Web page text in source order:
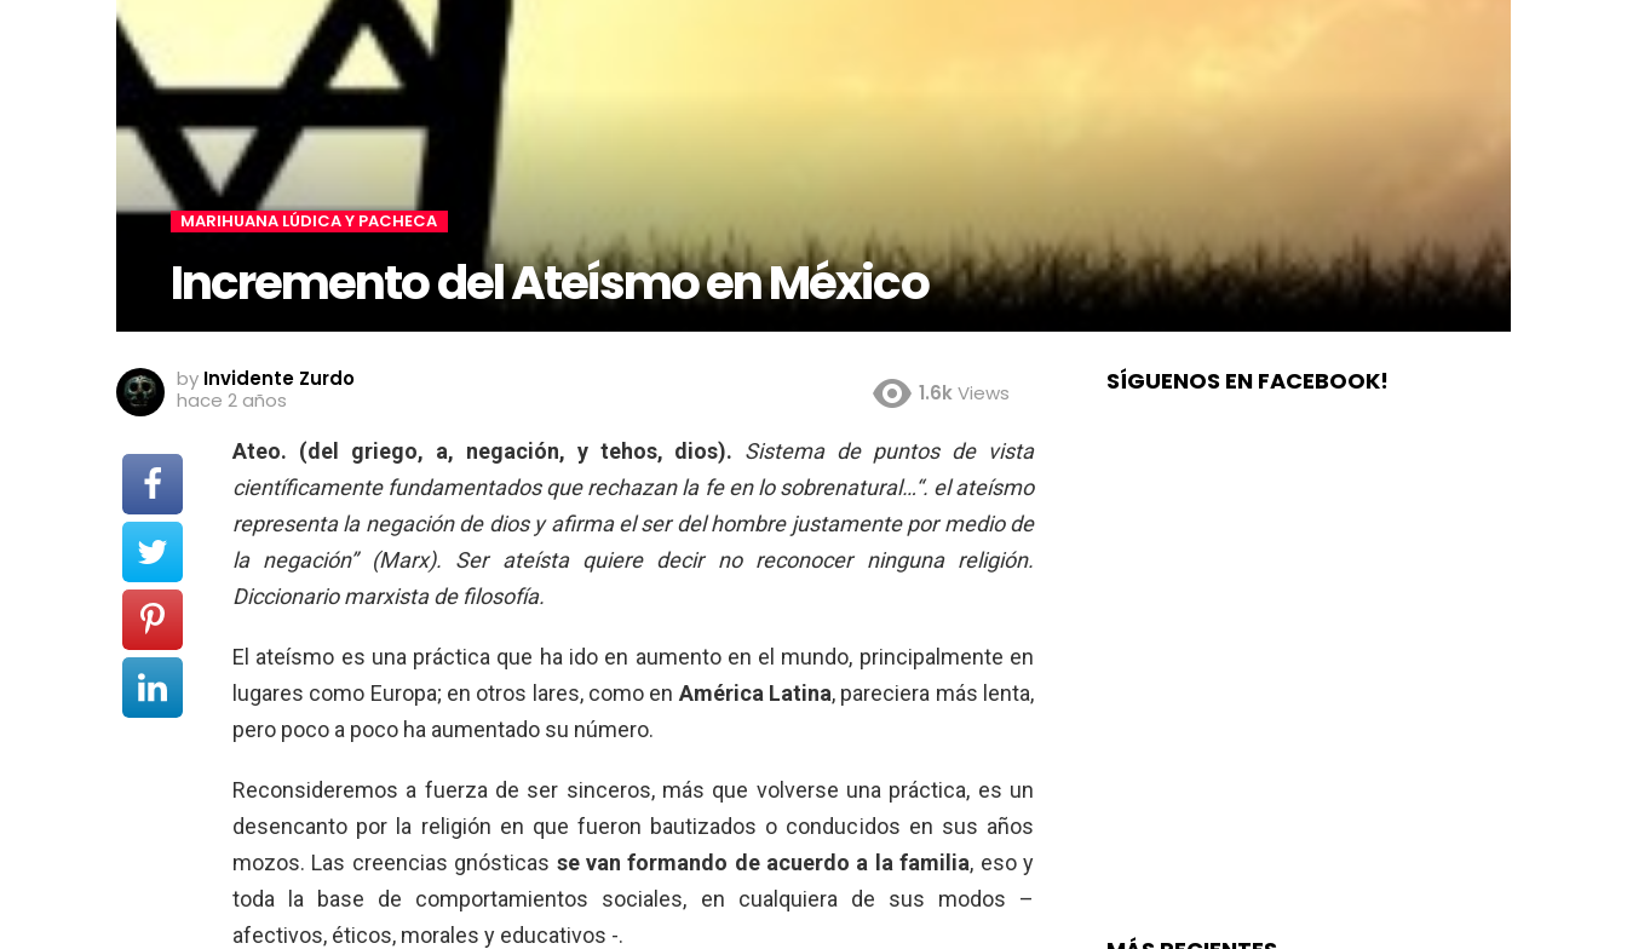
MARIHUANA LÚDICA Y PACHECA
Incremento del Ateísmo en México
by Invidente Zurdo
hace 2 años
1.6kViews
Ateo. (del griego, a, negación, y tehos, dios). Sistema de puntos de vista
científicamente fundamentados que rechazan la fe en lo sobrenatural…“. el ateísmo
representa la negación de dios y afirma el ser del hombre justamente por medio de
la negación” (Marx). Ser ateísta quiere decir no reconocer ninguna religión.
Diccionario marxista de filosofía.
El ateísmo es una práctica que ha ido en aumento en el mundo, principalmente en
lugares como Europa; en otros lares, como en América Latina, pareciera más lenta,
pero poco a poco ha aumentado su número.
Reconsideremos a fuerza de ser sinceros, más que volverse una práctica, es un
desencanto por la religión en que fueron bautizados o conducidos en sus años
mozos. Las creencias gnósticas se van formando de acuerdo a la familia, eso y
toda la base de comportamientos sociales, en cualquiera de sus modos –
afectivos, éticos, morales y educativos -.
SÍGUENOS EN FACEBOOK!